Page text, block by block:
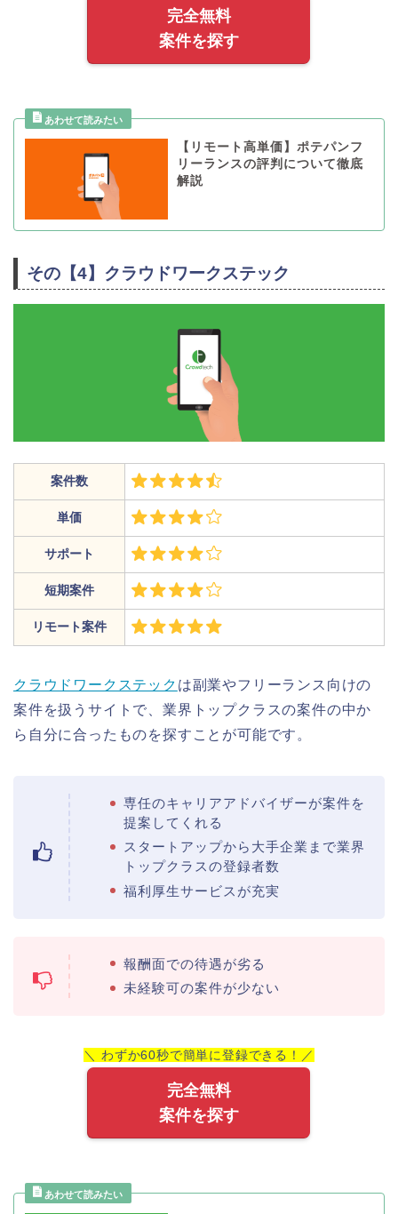
完全無料
案件を探す
【リモート高単価】ポテパンフ
リーランスの評判について徹底
解説
その【4】クラウドワークステック
案件数
単価
サポート
短期案件
リモート案件
クラウドワークステック は副業やフリーランス向けの
案件を扱うサイトで、業界トップクラスの案件の中か
ら自分に合ったものを探すことが可能です。
専任のキャリアアドバイザーが案件を
提案してくれる
スタートアップから大手企業まで業界
トップクラスの登録者数
福利厚生サービスが充実
報酬面での待遇が劣る
未経験可の案件が少ない
＼ わずか60秒で簡単に登録できる！／
完全無料
案件を探す